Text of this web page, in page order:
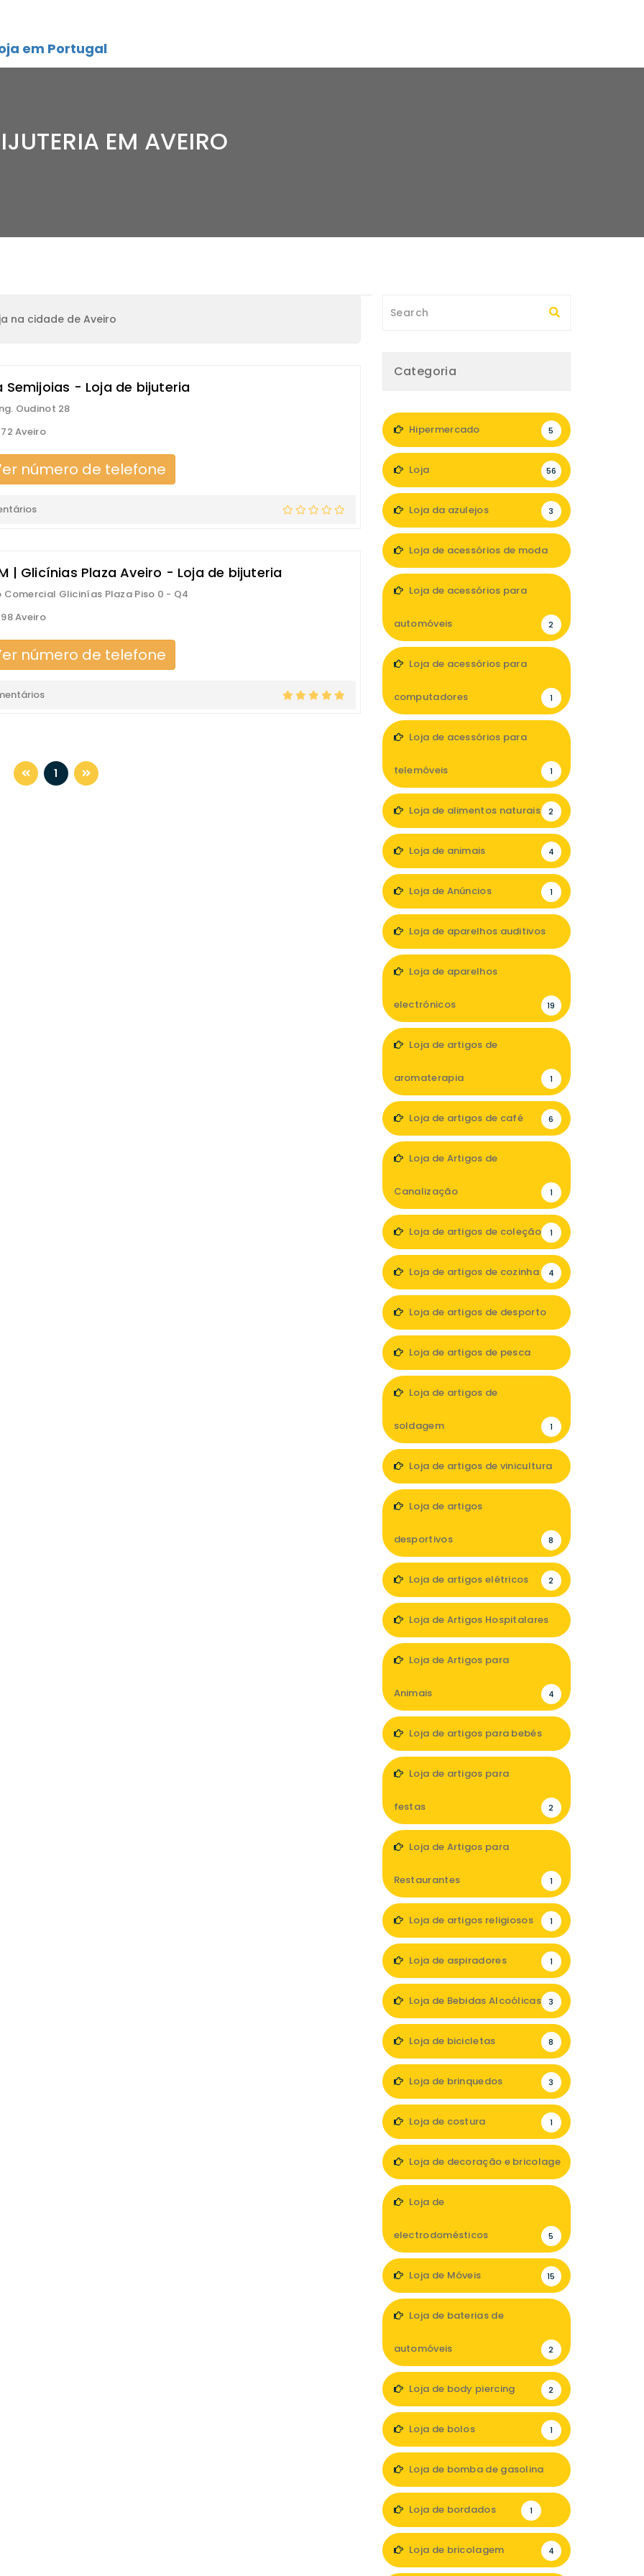
em Portugal
EM AVEIRO
na cidade de Aveiro
Semijoias - Loja de bijuteria
Oudinot 28
Aveiro
número de telefone
| Glicínias Plaza Aveiro - Loja de bijuteria
Comercial Glicinías Plaza Piso 0 - Q4
Aveiro
número de telefone
1
Categoria
Hipermercado 5
Loja 56
Loja da azulejos 3
Loja de acessórios de moda
Loja de acessórios para
automóveis 2
Loja de acessórios para
computadores 1
Loja de acessórios para
telemóveis 1
Loja de alimentos naturais 2
Loja de animais 4
Loja de Anúncios 1
Loja de aparelhos auditivos
Loja de aparelhos
electrónicos 19
Loja de artigos de
aromaterapia 1
Loja de artigos de café 6
Loja de Artigos de
Canalização 1
Loja de artigos de coleção 1
Loja de artigos de cozinha 4
Loja de artigos de desporto
Loja de artigos de pesca
Loja de artigos de
soldagem 1
Loja de artigos de vinicultura
Loja de artigos
desportivos 8
Loja de artigos elétricos 2
Loja de Artigos Hospitalares
Loja de Artigos para
Animais 4
Loja de artigos para bebés
Loja de artigos para
festas 2
Loja de Artigos para
Restaurantes 1
Loja de artigos religiosos 1
Loja de aspiradores 1
Loja de Bebidas Alcoólicas 3
Loja de bicicletas 8
Loja de brinquedos 3
Loja de costura 1
Loja de decoração e bricolage
Loja de
electrodomésticos 5
Loja de Móveis 15
Loja de baterias de
automóveis 2
Loja de body piercing 2
Loja de bolos 1
Loja de bomba de gasolina
Loja de bordados 1
Loja de bricolagem 4